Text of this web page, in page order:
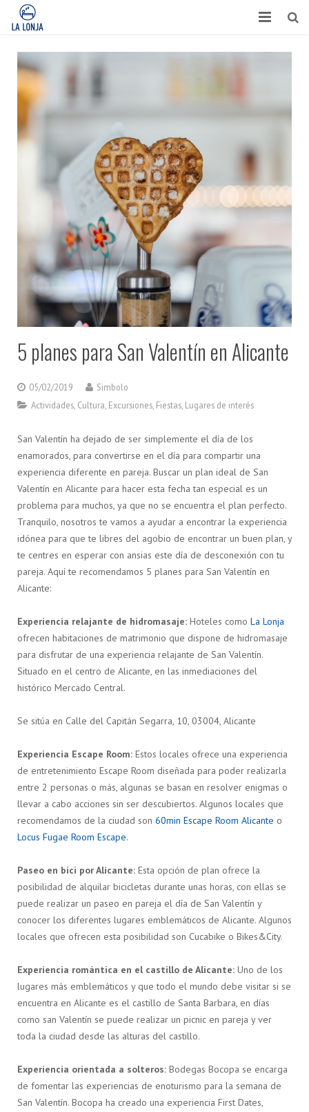
HABITACIONES
CONTACTO
TURISMO
OPINIONES
5 planes para San Valentín en Alicante
05/02/2019
Simbolo
Actividades Cultura Excursiones Fiestas Lugares de interés
San Valentín ha dejado de ser simplemente el día de los
enamorados, para convertirse en el día para compartir una
experiencia diferente en pareja. Buscar un plan ideal de San
Valentín en Alicante para hacer esta fecha tan especial es un
problema para muchos, ya que no se encuentra el plan perfecto.
Tranquilo, nosotros te vamos a ayudar a encontrar la experiencia
idónea para que te libres del agobio de encontrar un buen plan, y
te centres en esperar con ansias este día de desconexión con tu
pareja. Aquí te recomendamos 5 planes para San Valentín en
Alicante:
Experiencia relajante de hidromasaje: Hoteles como La Lonja
ofrecen habitaciones de matrimonio que dispone de hidromasaje
para disfrutar de una experiencia relajante de San Valentín.
Situado en el centro de Alicante, en las inmediaciones del
histórico Mercado Central.
Se sitúa en Calle del Capitán Segarra, 10, 03004, Alicante
Experiencia Escape Room: Estos locales ofrece una experiencia
de entretenimiento Escape Room diseñada para poder realizarla
entre 2 personas o más, algunas se basan en resolver enigmas o
llevar a cabo acciones sin ser descubiertos. Algunos locales que
recomendamos de la ciudad son 60min Escape Room Alicante o
Locus Fugae Room Escape.
Paseo en bici por Alicante: Esta opción de plan ofrece la
posibilidad de alquilar bicicletas durante unas horas, con ellas se
puede realizar un paseo en pareja el día de San Valentín y
conocer los diferentes lugares emblemáticos de Alicante. Algunos
locales que ofrecen esta posibilidad son Cucabike o Bikes&City.
Experiencia romántica en el castillo de Alicante: Uno de los
lugares más emblemáticos y que todo el mundo debe visitar si se
encuentra en Alicante es el castillo de Santa Barbara, en días
como san Valentín se puede realizar un picnic en pareja y ver
toda la ciudad desde las alturas del castillo.
Experiencia orientada a solteros: Bodegas Bocopa se encarga
de fomentar las experiencias de enoturismo para la semana de
San Valentín. Bocopa ha creado una experiencia First Dates,